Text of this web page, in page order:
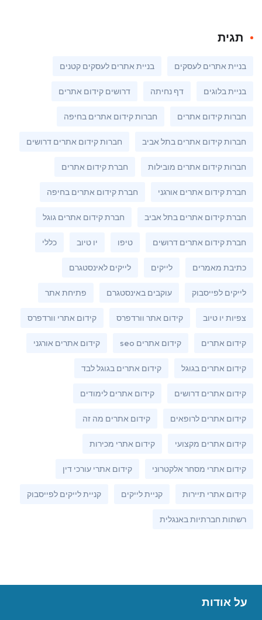
תגית
בניית אתרים לעסקים בניית אתרים לעסקים קטנים
בניית בלוגים דף נחיתה דרושים קידום אתרים
חברות קידום אתרים חברות קידום אתרים בחיפה
חברות קידום אתרים בתל אביב חברות קידום אתרים דרושים
חברות קידום אתרים מובילות חברת קידום אתרים
חברת קידום אתרים אורגני חברת קידום אתרים בחיפה
חברת קידום אתרים בתל אביב חברת קידום אתרים גוגל
חברת קידום אתרים דרושים טיפו יו טיוב כללי
כתיבת מאמרים לייקים לייקים לאינסטגרם
לייקים לפייסבוק עוקבים באינסטגרם פתיחת אתר
צפיות יו טיוב קידום אתר וורדפרס קידום אתרי וורדפרס
קידום אתרים קידום אתרים seo קידום אתרים אורגני
קידום אתרים בגוגל קידום אתרים בגוגל לבד
קידום אתרים דרושים קידום אתרים לימודים
קידום אתרים לרופאים קידום אתרים מה זה
קידום אתרים מקצועי קידום אתרי מכירות
קידום אתרי מסחר אלקטרוני קידום אתרי עורכי דין
קידום אתרי תיירות קניית לייקים קניית לייקים לפייסבוק
רשתות חברתיות באנגלית
על אודות